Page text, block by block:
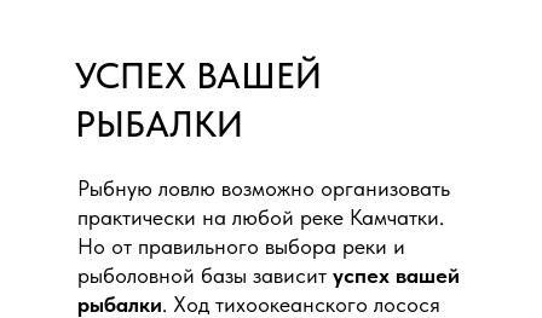
Рыбную ловлю возможно организовать
практически на любой реке Камчатки.
Но от правильного выбора реки и
рыболовной базы зависит успех вашей
рыбалки. Ход тихоокеанского лосося
УСПЕХ ВАШЕЙ
РЫБАЛКИ